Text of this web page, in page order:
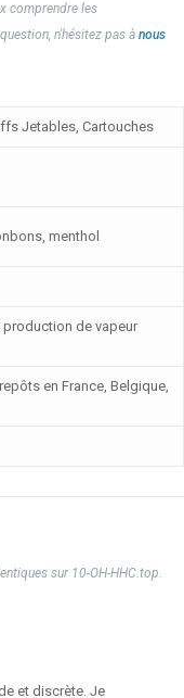
comprendre les
n'hésitez pas à nous
Jetables, Cartouches
menthol
production de vapeur
en France, Belgique,
sur 10-OH-HHC.top.
et discrète. Je